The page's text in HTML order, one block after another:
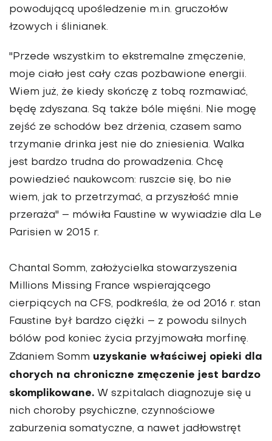
powodującą upośledzenie m.in. gruczołów
łzowych i ślinianek.
"Przede wszystkim to ekstremalne zmęczenie,
moje ciało jest cały czas pozbawione energii.
Wiem już, że kiedy skończę z tobą rozmawiać,
będę zdyszana. Są także bóle mięśni. Nie mogę
zejść ze schodów bez drżenia, czasem samo
trzymanie drinka jest nie do zniesienia. Walka
jest bardzo trudna do prowadzenia. Chcę
powiedzieć naukowcom: ruszcie się, bo nie
wiem, jak to przetrzymać, a przyszłość mnie
przeraża" – mówiła Faustine w wywiadzie dla Le
Parisien w 2015 r.
Chantal Somm, założycielka stowarzyszenia
Millions Missing France wspierającego
cierpiących na CFS, podkreśla, że od 2016 r. stan
Faustine był bardzo ciężki – z powodu silnych
bólów pod koniec życia przyjmowała morfinę.
Zdaniem Somm uzyskanie właściwej opieki dla
chorych na chroniczne zmęczenie jest bardzo
skomplikowane. W szpitalach diagnozuje się u
nich choroby psychiczne, czynnościowe
zaburzenia somatyczne, a nawet jadłowstręt